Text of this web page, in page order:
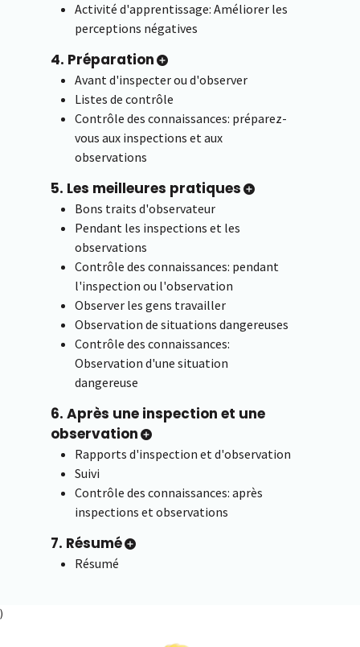
Activité d'apprentissage: Améliorer les
perceptions négatives
4. Préparation
Avant d'inspecter ou d'observer
Listes de contrôle
Contrôle des connaissances: préparez-
vous aux inspections et aux
observations
5. Les meilleures pratiques
Bons traits d'observateur
Pendant les inspections et les
observations
Contrôle des connaissances: pendant
l'inspection ou l'observation
Observer les gens travailler
Observation de situations dangereuses
Contrôle des connaissances:
Observation d'une situation
dangereuse
6. Après une inspection et une
observation
Rapports d'inspection et d'observation
Suivi
Contrôle des connaissances: après
inspections et observations
7. Résumé
Résumé
)